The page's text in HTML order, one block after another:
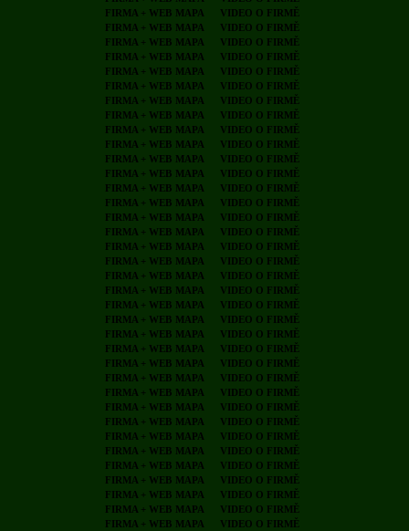
FIRMA + WEB MAPA
VIDEO O FIRMĚ
FIRMA + WEB MAPA
VIDEO O FIRMĚ
FIRMA + WEB MAPA
VIDEO O FIRMĚ
FIRMA + WEB MAPA
VIDEO O FIRMĚ
FIRMA + WEB MAPA
VIDEO O FIRMĚ
FIRMA + WEB MAPA
VIDEO O FIRMĚ
FIRMA + WEB MAPA
VIDEO O FIRMĚ
FIRMA + WEB MAPA
VIDEO O FIRMĚ
FIRMA + WEB MAPA
VIDEO O FIRMĚ
FIRMA + WEB MAPA
VIDEO O FIRMĚ
FIRMA + WEB MAPA
VIDEO O FIRMĚ
FIRMA + WEB MAPA
VIDEO O FIRMĚ
FIRMA + WEB MAPA
VIDEO O FIRMĚ
FIRMA + WEB MAPA
VIDEO O FIRMĚ
FIRMA + WEB MAPA
VIDEO O FIRMĚ
FIRMA + WEB MAPA
VIDEO O FIRMĚ
FIRMA + WEB MAPA
VIDEO O FIRMĚ
FIRMA + WEB MAPA
VIDEO O FIRMĚ
FIRMA + WEB MAPA
VIDEO O FIRMĚ
FIRMA + WEB MAPA
VIDEO O FIRMĚ
FIRMA + WEB MAPA
VIDEO O FIRMĚ
FIRMA + WEB MAPA
VIDEO O FIRMĚ
FIRMA + WEB MAPA
VIDEO O FIRMĚ
FIRMA + WEB MAPA
VIDEO O FIRMĚ
FIRMA + WEB MAPA
VIDEO O FIRMĚ
FIRMA + WEB MAPA
VIDEO O FIRMĚ
FIRMA + WEB MAPA
VIDEO O FIRMĚ
FIRMA + WEB MAPA
VIDEO O FIRMĚ
FIRMA + WEB MAPA
VIDEO O FIRMĚ
FIRMA + WEB MAPA
VIDEO O FIRMĚ
FIRMA + WEB MAPA
VIDEO O FIRMĚ
FIRMA + WEB MAPA
VIDEO O FIRMĚ
FIRMA + WEB MAPA
VIDEO O FIRMĚ
FIRMA + WEB MAPA
VIDEO O FIRMĚ
FIRMA + WEB MAPA
VIDEO O FIRMĚ
FIRMA + WEB MAPA
VIDEO O FIRMĚ